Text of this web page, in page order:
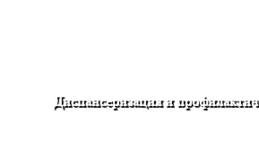
Диспансеризация и